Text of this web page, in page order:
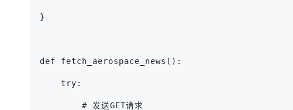
}
def fetch_aerospace_news():
    try:
        # 发送GET请求